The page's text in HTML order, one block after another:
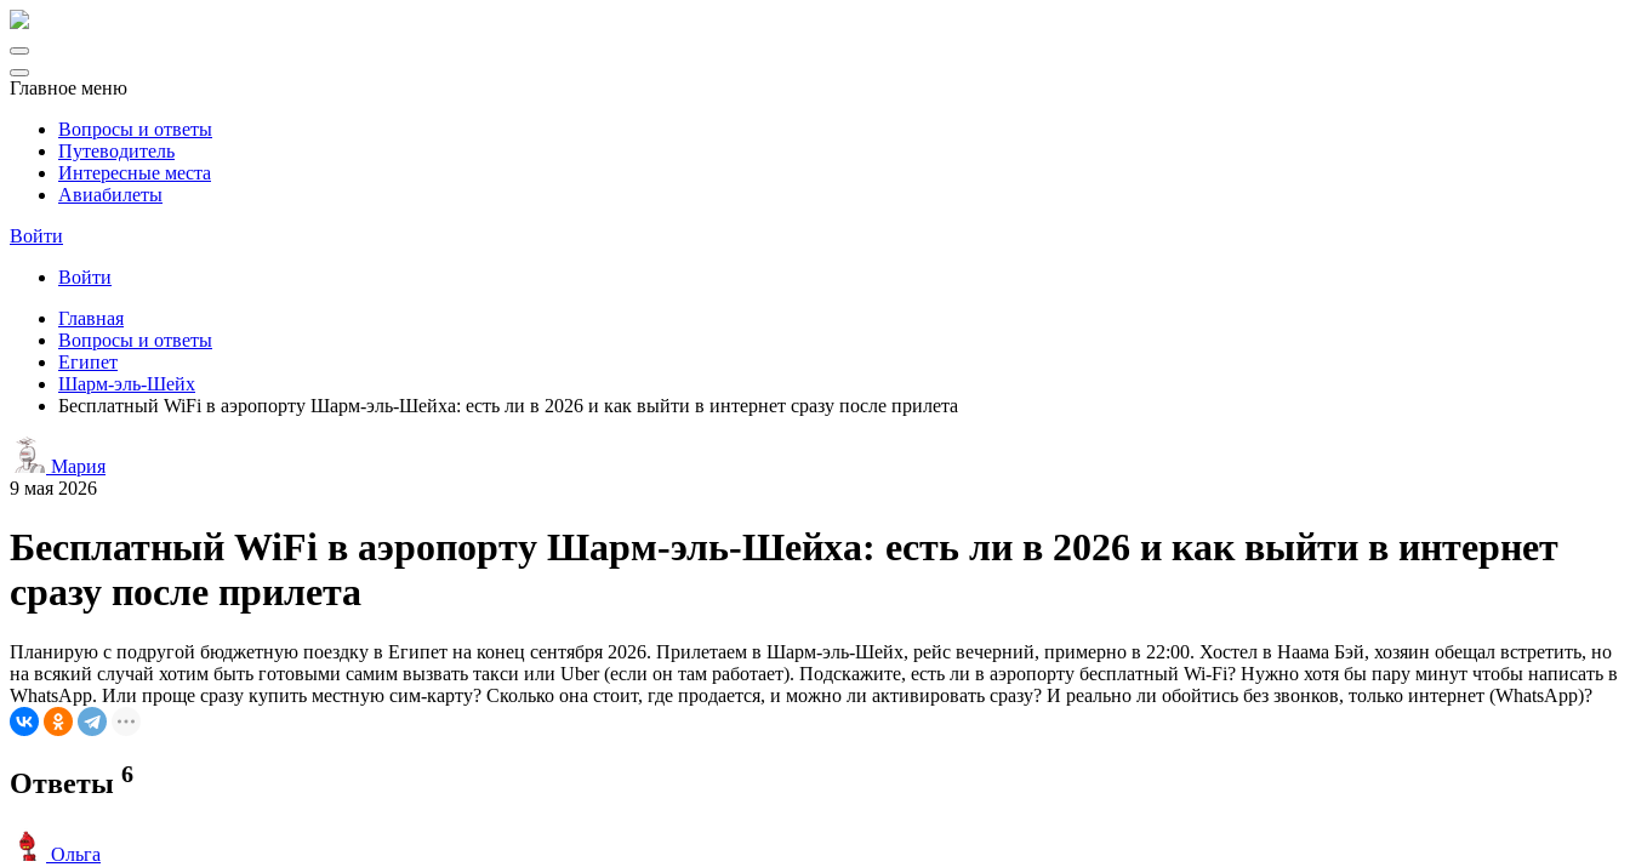
Главное меню
Вопросы и ответы
Путеводитель
Интересные места
Авиабилеты
Войти
Войти
Главная
Вопросы и ответы
Египет
Шарм-эль-Шейх
Бесплатный WiFi в аэропорту Шарм-эль-Шейха: есть ли в 2026 и как выйти в интернет сразу после прилета
Мария
9 мая 2026
Бесплатный WiFi в аэропорту Шарм-эль-Шейха: есть ли в 2026 и как выйти в интернет
сразу после прилета
Планирую с подругой бюджетную поездку в Египет на конец сентября 2026. Прилетаем в Шарм-эль-Шейх, рейс вечерний, примерно в 22:00. Хостел в Наама Бэй, хозяин обещал встретить, но
на всякий случай хотим быть готовыми самим вызвать такси или Uber (если он там работает). Подскажите, есть ли в аэропорту бесплатный Wi-Fi? Нужно хотя бы пару минут чтобы написать в
WhatsApp. Или проще сразу купить местную сим-карту? Сколько она стоит, где продается, и можно ли активировать сразу? И реально ли обойтись без звонков, только интернет (WhatsApp)?
Ответы 6
Ольга